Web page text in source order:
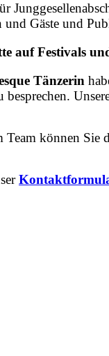
und Gäste und
auf Festivals
Tänzerin
besprechen.
Team können Sie